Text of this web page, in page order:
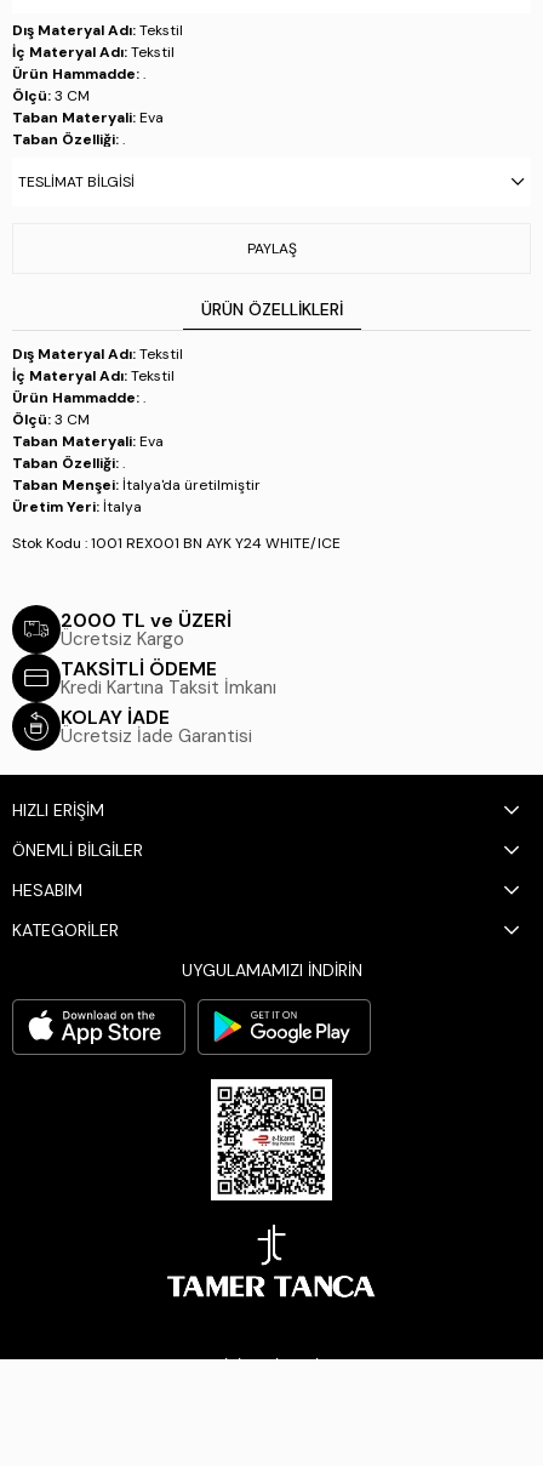
Dış Materyal Adı:Tekstil
İç Materyal Adı:Tekstil
Ürün Hammadde:.
Ölçü:3 CM
Taban Materyali:Eva
Taban Özelliği:.
Üretim Yeri:İtalya
TESLIMAT BILGISI
PAYLAŞ
ÜRÜN ÖZELLIKLERI
Dış Materyal Adı:Tekstil
İç Materyal Adı:Tekstil
Ürün Hammadde:.
Ölçü:3 CM
Taban Materyali:Eva
Taban Özelliği:.
Taban Menşei: İtalya'da üretilmiştir
Üretim Yeri: İtalya
Stok Kodu : 1001 REX001 BN AYK Y24 WHITE/ICE
2000 TL ve ÜZERİ
Ücretsiz Kargo
TAKSİTLİ ÖDEME
Kredi Kartına Taksit İmkanı
KOLAY İADE
Ücretsiz İade Garantisi
HIZLI ERİŞİM
ÖNEMLİ BİLGİLER
HESABIM
KATEGORİLER
UYGULAMAMIZI İNDİRİN
BİZİ TAKİP EDİN